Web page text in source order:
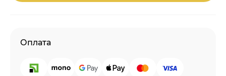
Оплата